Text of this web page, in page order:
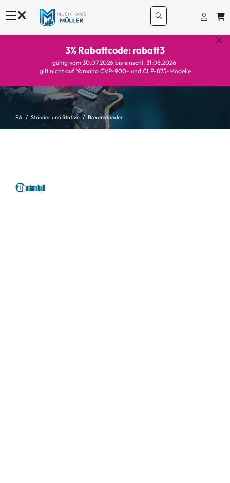
3% Rabattcode: rabatt3
gültig vom 30.07.2026 bis einschl. 31.08.2026
gilt nicht auf Yamaha CVP-900- und CLP-875-Modelle
PA Ständer und Stative Boxenständer